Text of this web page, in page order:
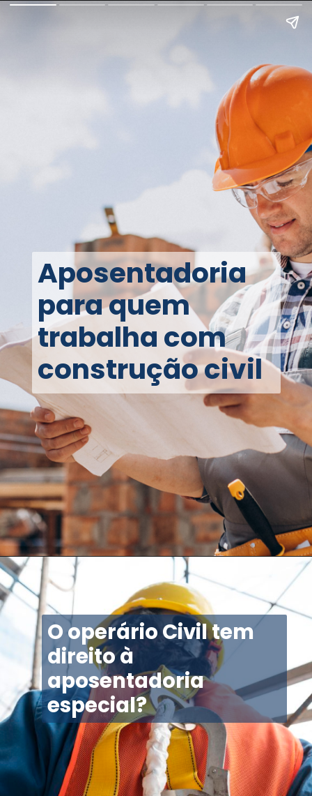
Aposentadoria
para quem
trabalha com
construção civil
O operário Civil tem
direito à
aposentadoria
especial?